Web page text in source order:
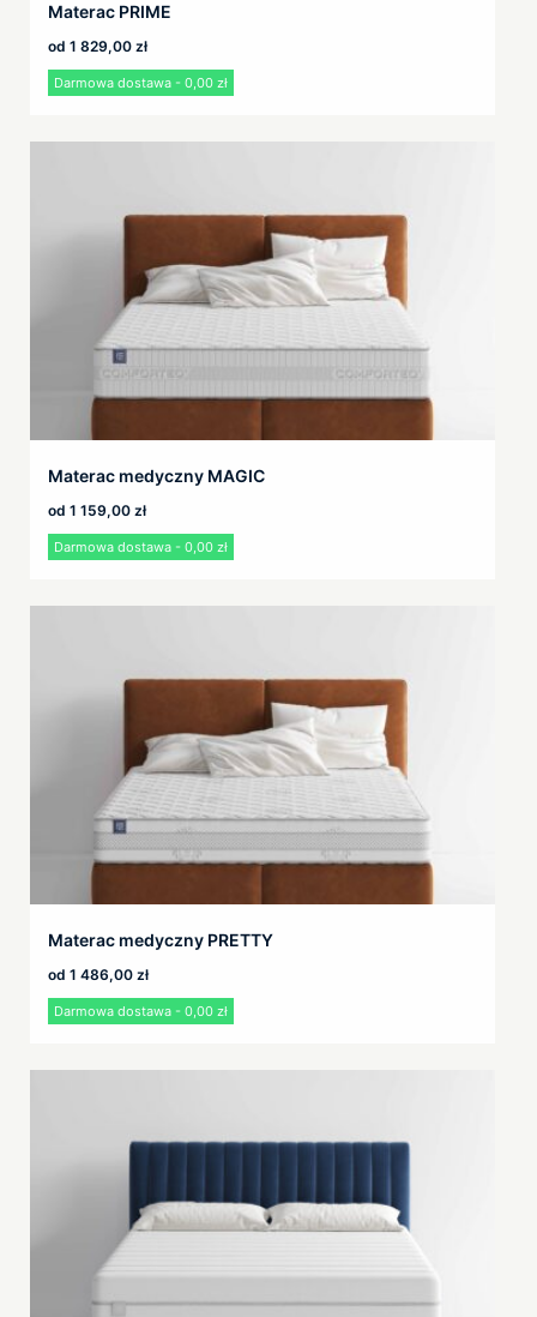
Materac PRIME
od 1 829,00 zł
Darmowa dostawa - 0,00 zł
Materac medyczny MAGIC
od 1 159,00 zł
Darmowa dostawa - 0,00 zł
Materac medyczny PRETTY
od 1 486,00 zł
Darmowa dostawa - 0,00 zł